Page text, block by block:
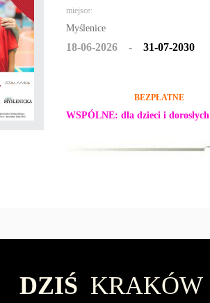
miejsce:
Myślenice
18-06-2026 - 31-07-2030
BEZPŁATNE
WSPÓLNE: dla dzieci i dorosłych
DZIŚ KRAKÓW